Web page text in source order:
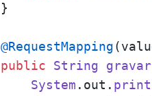
}
@RequestMapping
public
String gravar
System . out .